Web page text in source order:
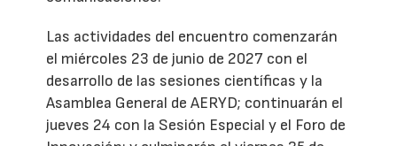
Las actividades del encuentro comenzarán
el miércoles 23 de junio de 2027 con el
desarrollo de las sesiones científicas y la
Asamblea General de AERYD; continuarán el
jueves 24 con la Sesión Especial y el Foro de